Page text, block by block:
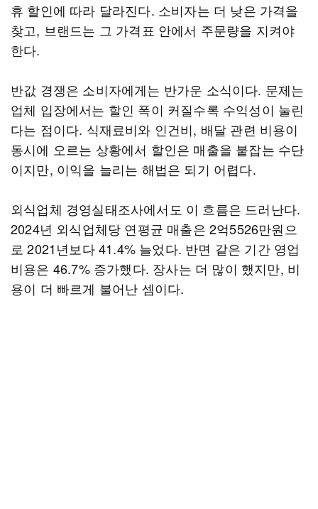
휴 할인에 따라 달라진다. 소비자는 더 낮은 가격을
찾고, 브랜드는 그 가격표 안에서 주문량을 지켜야
한다.
반값 경쟁은 소비자에게는 반가운 소식이다. 문제는
업체 입장에서는 할인 폭이 커질수록 수익성이 눌린
다는 점이다. 식재료비와 인건비, 배달 관련 비용이
동시에 오르는 상황에서 할인은 매출을 붙잡는 수단
이지만, 이익을 늘리는 해법은 되기 어렵다.
외식업체 경영실태조사에서도 이 흐름은 드러난다.
2024년 외식업체당 연평균 매출은 2억5526만원으
로 2021년보다 41.4% 늘었다. 반면 같은 기간 영업
비용은 46.7% 증가했다. 장사는 더 많이 했지만, 비
용이 더 빠르게 불어난 셈이다.